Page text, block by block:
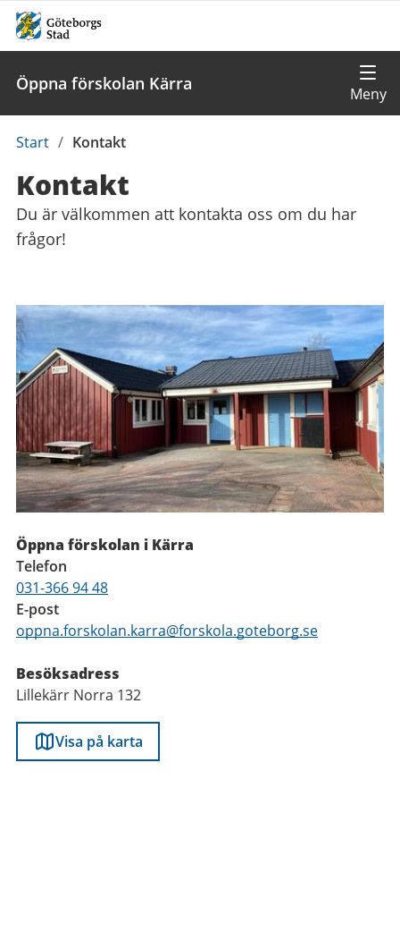
Öppna förskolan Kärra
Du
här:
Start / Kontakt
Kontakt
Du är välkommen att kontakta oss om du har
frågor!
Kontaktuppgifter
Öppna förskolan i Kärra
Telefon
031-366 94 48
E-post
oppna.forskolan.karra@forskola.goteborg.se
Besöksadress
Lillekärr Norra 132
Visa på karta